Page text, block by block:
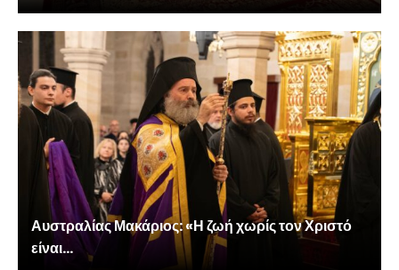
Αυστραλίας Μακάριος: «Η ζωή χωρίς τον Χριστό
είναι...